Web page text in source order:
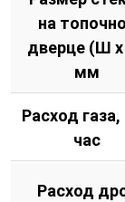
на
дверце (Ш х
мм
Расход
час
Расход